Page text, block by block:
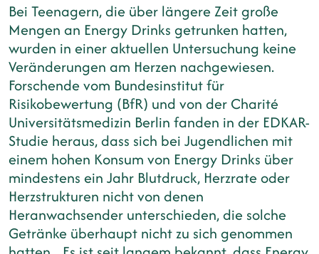
Bei Teenagern, die über längere Zeit große
Mengen an Energy Drinks getrunken hatten,
wurden in einer aktuellen Untersuchung keine
Veränderungen am Herzen nachgewiesen.
Forschende vom Bundesinstitut für
Risikobewertung (BfR) und von der Charité
Universitätsmedizin Berlin fanden in der EDKAR-
Studie heraus, dass sich bei Jugendlichen mit
einem hohen Konsum von Energy Drinks über
mindestens ein Jahr Blutdruck, Herzrate oder
Herzstrukturen nicht von denen
Heranwachsender unterschieden, die solche
Getränke überhaupt nicht zu sich genommen